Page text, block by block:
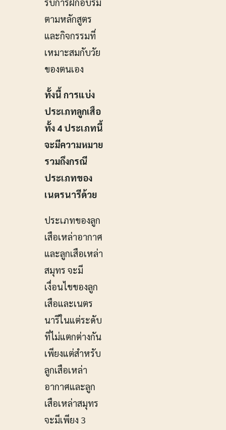
รับการฝึกอบรม
ตามหลักสูตร
และกิจกรรมที่
เหมาะสมกับวัย
ของตนเอง
ทั้งนี้ การแบ่ง
ประเภทลูกเสือ
ทั้ง 4 ประเภทนี้
จะมีความหมาย
รวมถึงกรณี
ประเภทของ
เนตรนารีด้วย
ประเภทของลูก
เสือเหล่าอากาศ
และลูกเสือเหล่า
สมุทร จะมี
เงื่อนไขของลูก
เสือและเนตร
นารีในแต่ระดับ
ที่ไม่แตกต่างกัน
เพียงแต่สำหรับ
ลูกเสือเหล่า
อากาศและลูก
เสือเหล่าสมุทร
จะมีเพียง 3